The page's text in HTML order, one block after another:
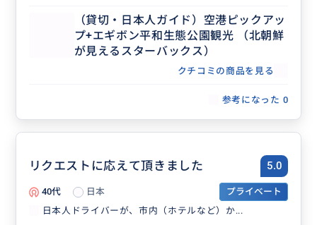
（貸切・日本人ガイド）空港ピックアッ
プ+エギボン平和生態公園観光 （北朝鮮
が見えるスターバックス）
クチコミの商品を見る
参考になった 0
リクエストに応えて頂きました 5.0
40代 日本
プライベート
日本人ドライバーが、市内（ホテルなど）か...